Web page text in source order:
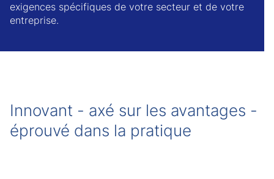
exigences spécifiques de votre secteur et de votre
entreprise.
Innovant - axé sur les avantages -
éprouvé dans la pratique